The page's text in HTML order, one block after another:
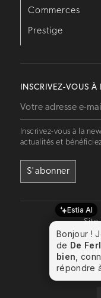
Commerces
Prestige
INSCRIVEZ-VOUS À
Inscrivez-vous à la
actualités et
Site
Bonjour !
de De
bien ,
répondre
Estia AI